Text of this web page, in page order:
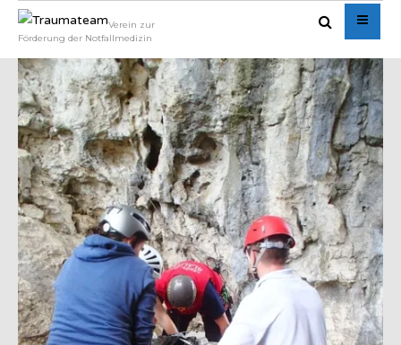
Verein zur
Förderung der Notfallmedizin